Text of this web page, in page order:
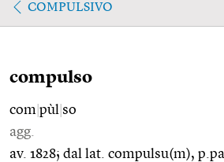
COMPULSIVO
compulso
com pùl so
agg.
av. 1828; dal lat. compulsu(m),